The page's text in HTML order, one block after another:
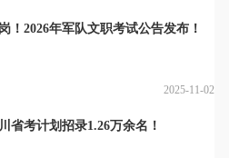
！2026年军队文职考试公告发布！
2025-11-02
省考计划招录1.26万余名！